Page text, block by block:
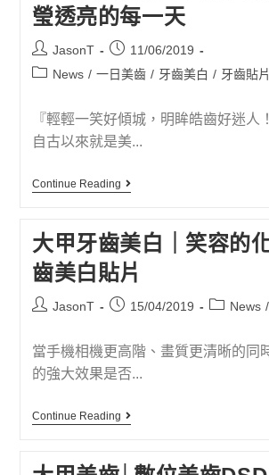
瑩透亮的每一天
JasonT
11/06/2019
News / 一日美齒 / 牙齒美白 / 牙齒貼片
『輕輕一笑好傾城，明眸皓齒好迷人
自古以來就是美...
Continue Reading
大甲牙齒美白｜笑容的
齒美白貼片
JasonT 15/04/2019 News /
當手機相機更高階、畫質更清晰的同
的強大效果是否...
Continue Reading